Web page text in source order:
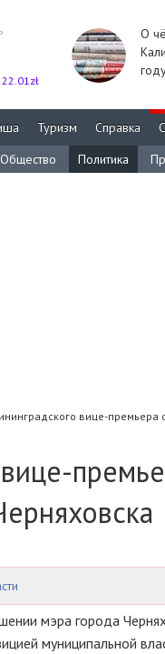
22.01zł
О
Туризм Справка
Общество Политика
вице-
мэра города
муниципальной